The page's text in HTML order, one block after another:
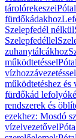
tárolórekeszei
fürdőkádakhoz
Szelepfedél nélkül
Szelepfedéllel
zuhanytálcákhoz
működtetéssel
vízhozzávezetéssel
működtetéshez és
fürdőkád
rendszerek és
ezekhez: Mosdó
vízelvezetővel